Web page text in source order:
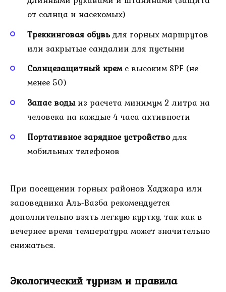
от солнца и насекомых)
Треккинговая обувьдля горных маршрутов
или закрытые сандалии для пустыни
Солнцезащитный кремс высоким SPF (не
менее 50)
Запас водыиз расчета минимум 2 литра на
человека на каждые 4 часа активности
Портативное зарядное устройстводля
мобильных телефонов
При посещении горных районов Хаджара или
заповедника Аль-Вазба рекомендуется
дополнительно взять легкую куртку, так как в
вечернее время температура может значительно
снижаться.
Экологический туризм и правила